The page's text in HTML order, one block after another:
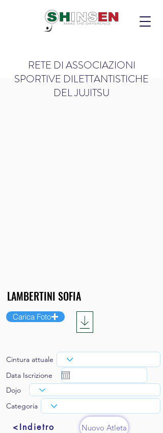
RETE DI ASSOCIAZIONI
SPORTIVE DILETTANTISTICHE
DEL JUJITSU
Carica Foto
Cintura attuale
Data Iscrizione
Dojo
Categoria
<Indietro Nuovo Atleta